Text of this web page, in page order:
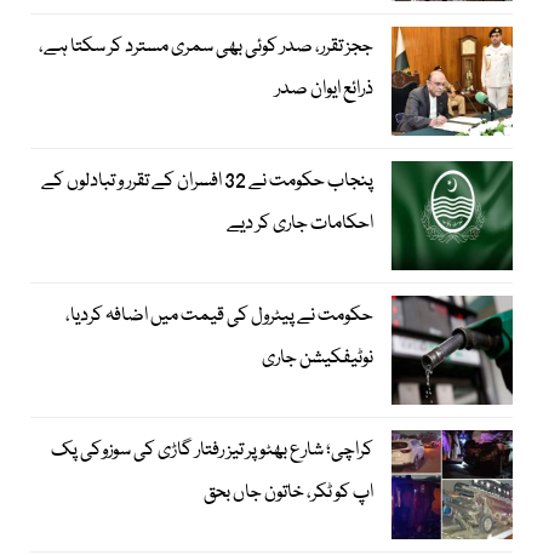
ججز تقرر، صدر کوئی بھی سمری مسترد کر سکتا ہے،
ذرائع ایوان صدر
پنجاب حکومت نے 32 افسران کے تقرر و تبادلوں کے
احکامات جاری کر دیے
حکومت نے پیٹرول کی قیمت میں اضافہ کردیا،
نوٹیفکیشن جاری
کراچی؛ شارع بھٹو پر تیز رفتار گاڑی کی سوزوکی پک
اپ کو ٹکر، خاتون جاں بحق